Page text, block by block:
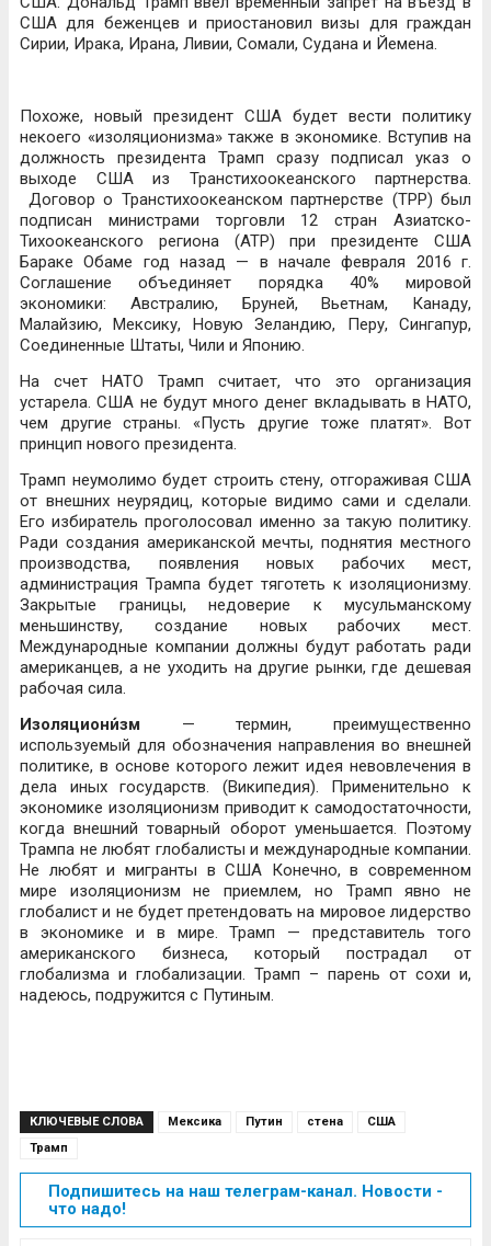
США для беженцев и приостановил визы для граждан
Сирии, Ирака, Ирана, Ливии, Сомали, Судана и Йемена.
Похоже, новый президент США будет вести политику
некоего «изоляционизма» также в экономике. Вступив на
должность президента Трамп сразу подписал указ о
выходе США из Транстихоокеанского партнерства.
Договор о Транстихоокеанском партнерстве (TPP) был
подписан министрами торговли 12 стран Азиатско-
Тихоокеанского региона (АТР) при президенте США
Бараке Обаме год назад — в начале февраля 2016 г.
Соглашение объединяет порядка 40% мировой
экономики: Австралию, Бруней, Вьетнам, Канаду,
Малайзию, Мексику, Новую Зеландию, Перу, Сингапур,
Соединенные Штаты, Чили и Японию.
На счет НАТО
Трамп считает, что это организация
устарела. США не будут много денег вкладывать в НАТО,
чем другие страны. «Пусть другие тоже платят». Вот
принцип нового президента.
Трамп неумолимо будет строить стену, отгораживая США
от внешних неурядиц, которые видимо сами и сделали.
Его избиратель проголосовал именно за такую политику.
Ради создания американской мечты, поднятия местного
производства, появления новых рабочих мест,
администрация Трампа будет тяготеть к изоляционизму.
Закрытые границы, недоверие к мусульманскому
меньшинству, создание новых рабочих мест.
Международные компании должны будут работать ради
американцев, а не уходить на другие рынки, где дешевая
рабочая сила.
Изоляциони́зм — термин, преимущественно
используемый для обозначения направления во внешней
политике, в основе которого лежит идея невовлечения в
дела иных государств. (Википедия). Применительно к
экономике изоляционизм приводит к самодостаточности,
когда внешний товарный оборот уменьшается. Поэтому
Трампа не любят глобалисты и международные компании.
Не любят и мигранты в США Конечно, в современном
мире изоляционизм не приемлем, но Трамп явно не
глобалист и не будет претендовать на мировое лидерство
в экономике и в мире. Трамп — представитель того
американского бизнеса, который пострадал от
глобализма и глобализации. Трамп – парень от сохи и,
надеюсь, подружится с Путиным.
КЛЮЧЕВЫЕ СЛОВА Мексика Путин стена
США
Трамп
Подпишитесь на наш телеграм-канал. Новости -
что надо!